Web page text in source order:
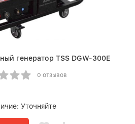
генератор TSS DGW-300E
0 отзывов
Уточняйте